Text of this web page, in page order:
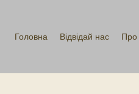
Головна Відвідай нас Про